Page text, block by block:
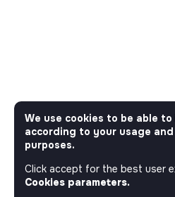
We use cookies to be able
according to your usage
purposes.
Click accept for the best user
Cookies parameters.